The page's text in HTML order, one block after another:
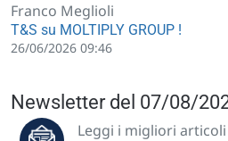
Franco Meglioli
T&S su MOLTIPLY GROUP !
26/06/2026 09:46
Newsletter del 07/08/
Leggi i migliori